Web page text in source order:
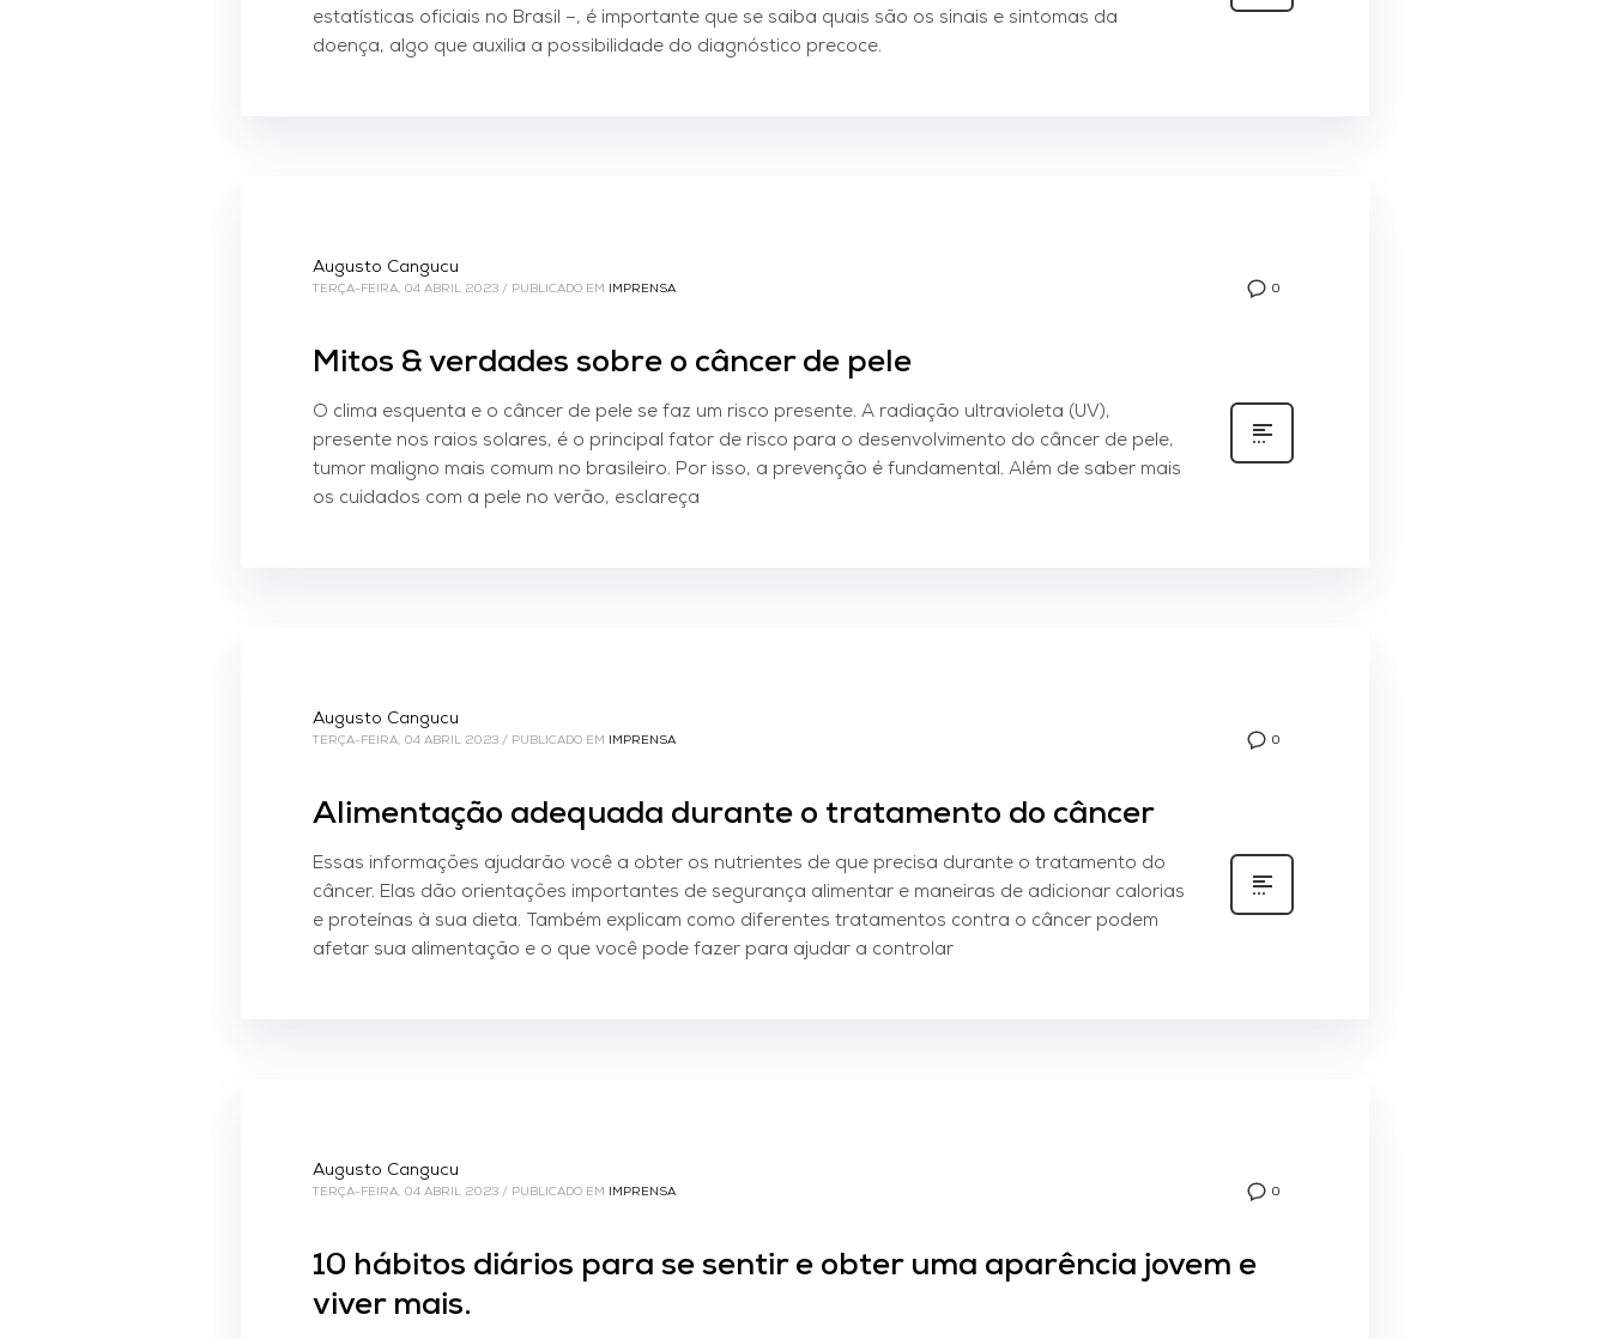
estatísticas oficiais no Brasil –, é importante que se saiba quais são os sinais e sintomas da
doença, algo que auxilia a possibilidade do diagnóstico precoce.
0
Augusto Cangucu
TERÇA-FEIRA, 04 ABRIL 2023 / PUBLICADO EM IMPRENSA
Mitos & verdades sobre o câncer de pele
O clima esquenta e o câncer de pele se faz um risco presente. A radiação ultravioleta (UV),
presente nos raios solares, é o principal fator de risco para o desenvolvimento do câncer de pele,
tumor maligno mais comum no brasileiro. Por isso, a prevenção é fundamental. Além de saber mais
os cuidados com a pele no verão, esclareça
0
Augusto Cangucu
TERÇA-FEIRA, 04 ABRIL 2023 / PUBLICADO EM IMPRENSA
Alimentação adequada durante o tratamento do câncer
Essas informações ajudarão você a obter os nutrientes de que precisa durante o tratamento do
câncer. Elas dão orientações importantes de segurança alimentar e maneiras de adicionar calorias
e proteínas à sua dieta. Também explicam como diferentes tratamentos contra o câncer podem
afetar sua alimentação e o que você pode fazer para ajudar a controlar
0
Augusto Cangucu
TERÇA-FEIRA, 04 ABRIL 2023 / PUBLICADO EM IMPRENSA
10 hábitos diários para se sentir e obter uma aparência jovem e
viver mais.